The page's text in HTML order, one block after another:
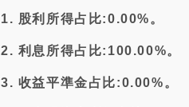
1. 股利所得占比:0.00%。
2. 利息所得占比:100.00%。
3. 收益平準金占比:0.00%。